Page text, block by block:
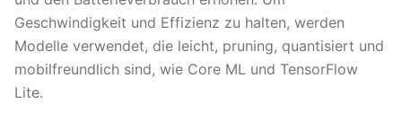
Geschwindigkeit und Effizienz zu halten, werden
Modelle verwendet, die leicht, pruning, quantisiert und
mobilfreundlich sind, wie Core ML und TensorFlow
Lite.